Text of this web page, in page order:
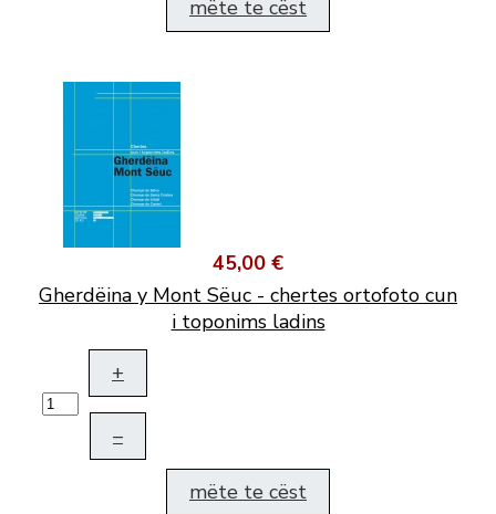
mëte te cëst
45,00 €
Gherdëina y Mont Sëuc - chertes ortofoto cun
i toponims ladins
+
–
mëte te cëst